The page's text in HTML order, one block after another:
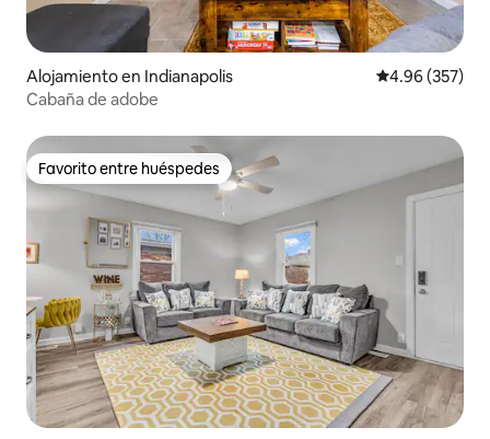
Alojamiento en Indianapolis Calificación
4.96 (357)
Cabaña de adobe
Favorito entre huéspedes
Favorito entre huéspedes